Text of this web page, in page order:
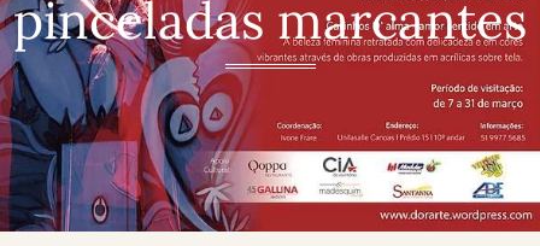
pinceladas marcantes